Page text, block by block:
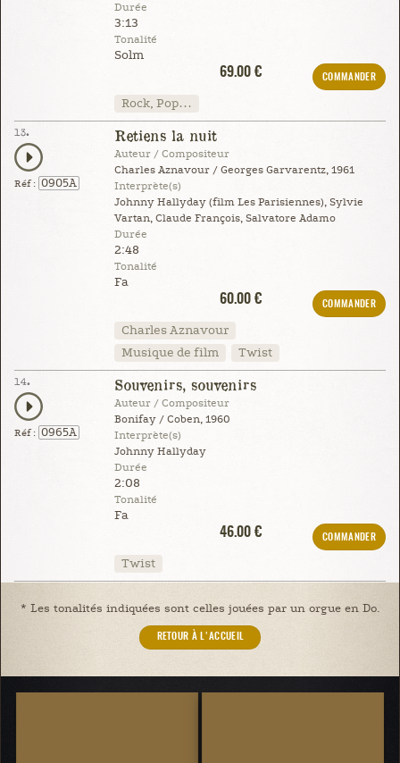
Durée
3:13
Tonalité
Solm
69.00 €
COMMANDER
Rock, Pop…
13.
Réf : 0905A
Retiens la nuit
Auteur / Compositeur
Charles Aznavour / Georges Garvarentz, 1961
Interprète(s)
Johnny Hallyday (film Les Parisiennes), Sylvie
Vartan, Claude François, Salvatore Adamo
Durée
2:48
Tonalité
Fa
60.00 €
COMMANDER
Charles Aznavour
Musique de film
Twist
14.
Réf : 0965A
Souvenirs, souvenirs
Auteur / Compositeur
Bonifay / Coben, 1960
Interprète(s)
Johnny Hallyday
Durée
2:08
Tonalité
Fa
46.00 €
COMMANDER
Twist
* Les tonalités indiquées sont celles jouées par un orgue en Do.
RETOUR À L'ACCUEIL